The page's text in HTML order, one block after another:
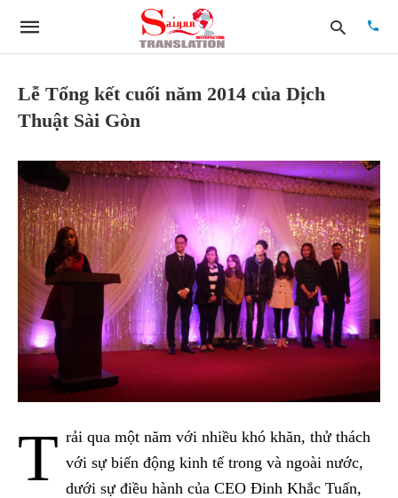
query
and
hit
enter:
Lễ Tổng kết cuối năm 2014 của Dịch
Thuật Sài Gòn
T rải qua một năm với nhiều khó khăn, thử thách
với sự biến động kinh tế trong và ngoài nước,
dưới sự điều hành của CEO Đinh Khắc Tuấn,